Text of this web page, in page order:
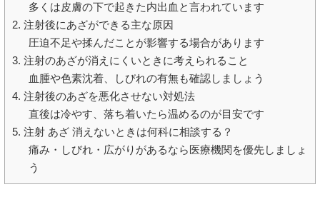
多くは皮膚の下で起きた内出血と言われています
2. 注射後にあざができる主な原因
圧迫不足や揉んだことが影響する場合があります
3. 注射のあざが消えにくいときに考えられること
血腫や色素沈着、しびれの有無も確認しましょう
4. 注射後のあざを悪化させない対処法
直後は冷やす、落ち着いたら温めるのが目安です
5. 注射 あざ 消えないときは何科に相談する？
痛み・しびれ・広がりがあるなら医療機関を優先しましょ
う